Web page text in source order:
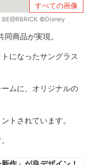
すべての画像
©Disney
商品が実現。
になったサングラス
ムに、オリジナルの
トされています。